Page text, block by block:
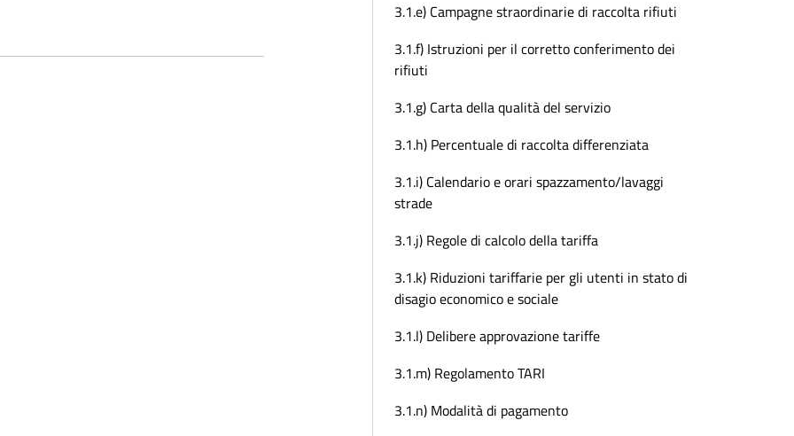
3.1.e) Campagne straordinarie di raccolta rifiuti
3.1.f) Istruzioni per il corretto conferimento dei
rifiuti
3.1.g) Carta della qualità del servizio
3.1.h) Percentuale di raccolta differenziata
3.1.i) Calendario e orari spazzamento/lavaggi
strade
3.1.j) Regole di calcolo della tariffa
3.1.k) Riduzioni tariffarie per gli utenti in stato di
disagio economico e sociale
3.1.l) Delibere approvazione tariffe
3.1.m) Regolamento TARI
3.1.n) Modalità di pagamento